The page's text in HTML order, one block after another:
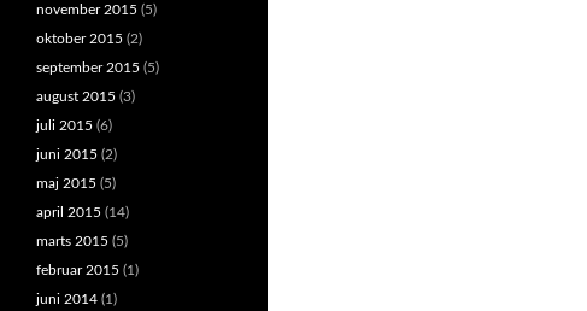
november 2015 (5)
oktober 2015 (2)
september 2015 (5)
august 2015 (3)
juli 2015 (6)
juni 2015 (2)
maj 2015 (5)
april 2015 (14)
marts 2015 (5)
februar 2015 (1)
juni 2014 (1)